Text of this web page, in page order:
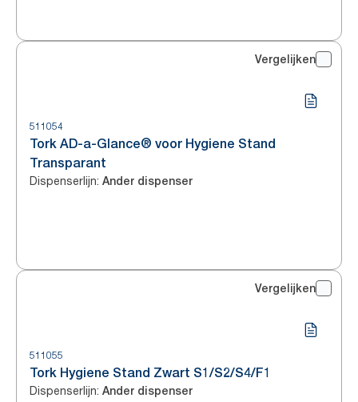
Vergelijken
511054
Tork AD-a-Glance® voor Hygiene Stand
Transparant
Dispenserlijn: Ander dispenser
Vergelijken
511055
Tork Hygiene Stand Zwart S1/S2/S4/F1
Dispenserlijn: Ander dispenser